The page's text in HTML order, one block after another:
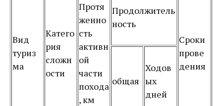
Вид
туриз
ма
Катего
рия
сложн
ости
Протя
женно
сть
активн
ой
части
похода
, км
Продолжитель
ность
Сроки
прове
дения
общая
Ходов
ых
дней